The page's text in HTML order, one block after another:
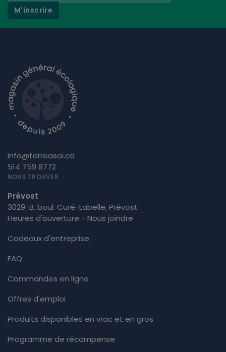
M'inscrire
info@terreasoi.ca
514 759 8772
NOUS TROUVER
Prévost
3029-B, boul. Curé-Labelle, Prévost
Heures d'ouverture - Nous joindre
Cadeaux d'entreprise
FAQ
Commandes en ligne
Offres d'emploi
Produits disponibles en vrac et en gros
Programme de récompense